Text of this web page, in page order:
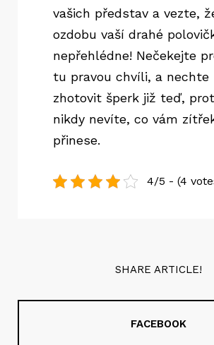
vašich představ a vezte,
ozdobu vaší drahé
nepřehlédne! Nečekejte
tu pravou chvíli, a nechte
zhotovit šperk již teď,
nikdy nevíte, co vám
přinese.
4/5 - (4
SHARE ARTICLE!
FACEBOOK